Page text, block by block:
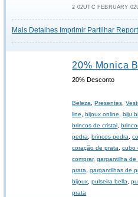
2 02UTC FEBRUARY
Mais Detalhes Imprimir Partilhar
20% Monica
20% Desconto
Beleza ,Presentes ,
line
,bijoux online ,biju
brincos de cristal ,
pedra
,brincos pedra ,
coração de prata
,cubo
comprar,gargantilha de
prata
,gargantilhas de
bijoux ,pulseira bella ,
prata